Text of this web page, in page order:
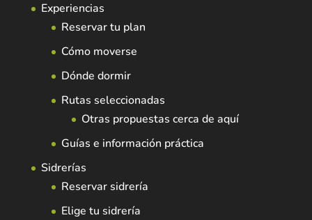
Experiencias
Reservar tu plan
Cómo moverse
Dónde dormir
Rutas seleccionadas
Otras propuestas cerca de aquí
Guías e información práctica
Sidrerías
Reservar sidrería
Elige tu sidrería